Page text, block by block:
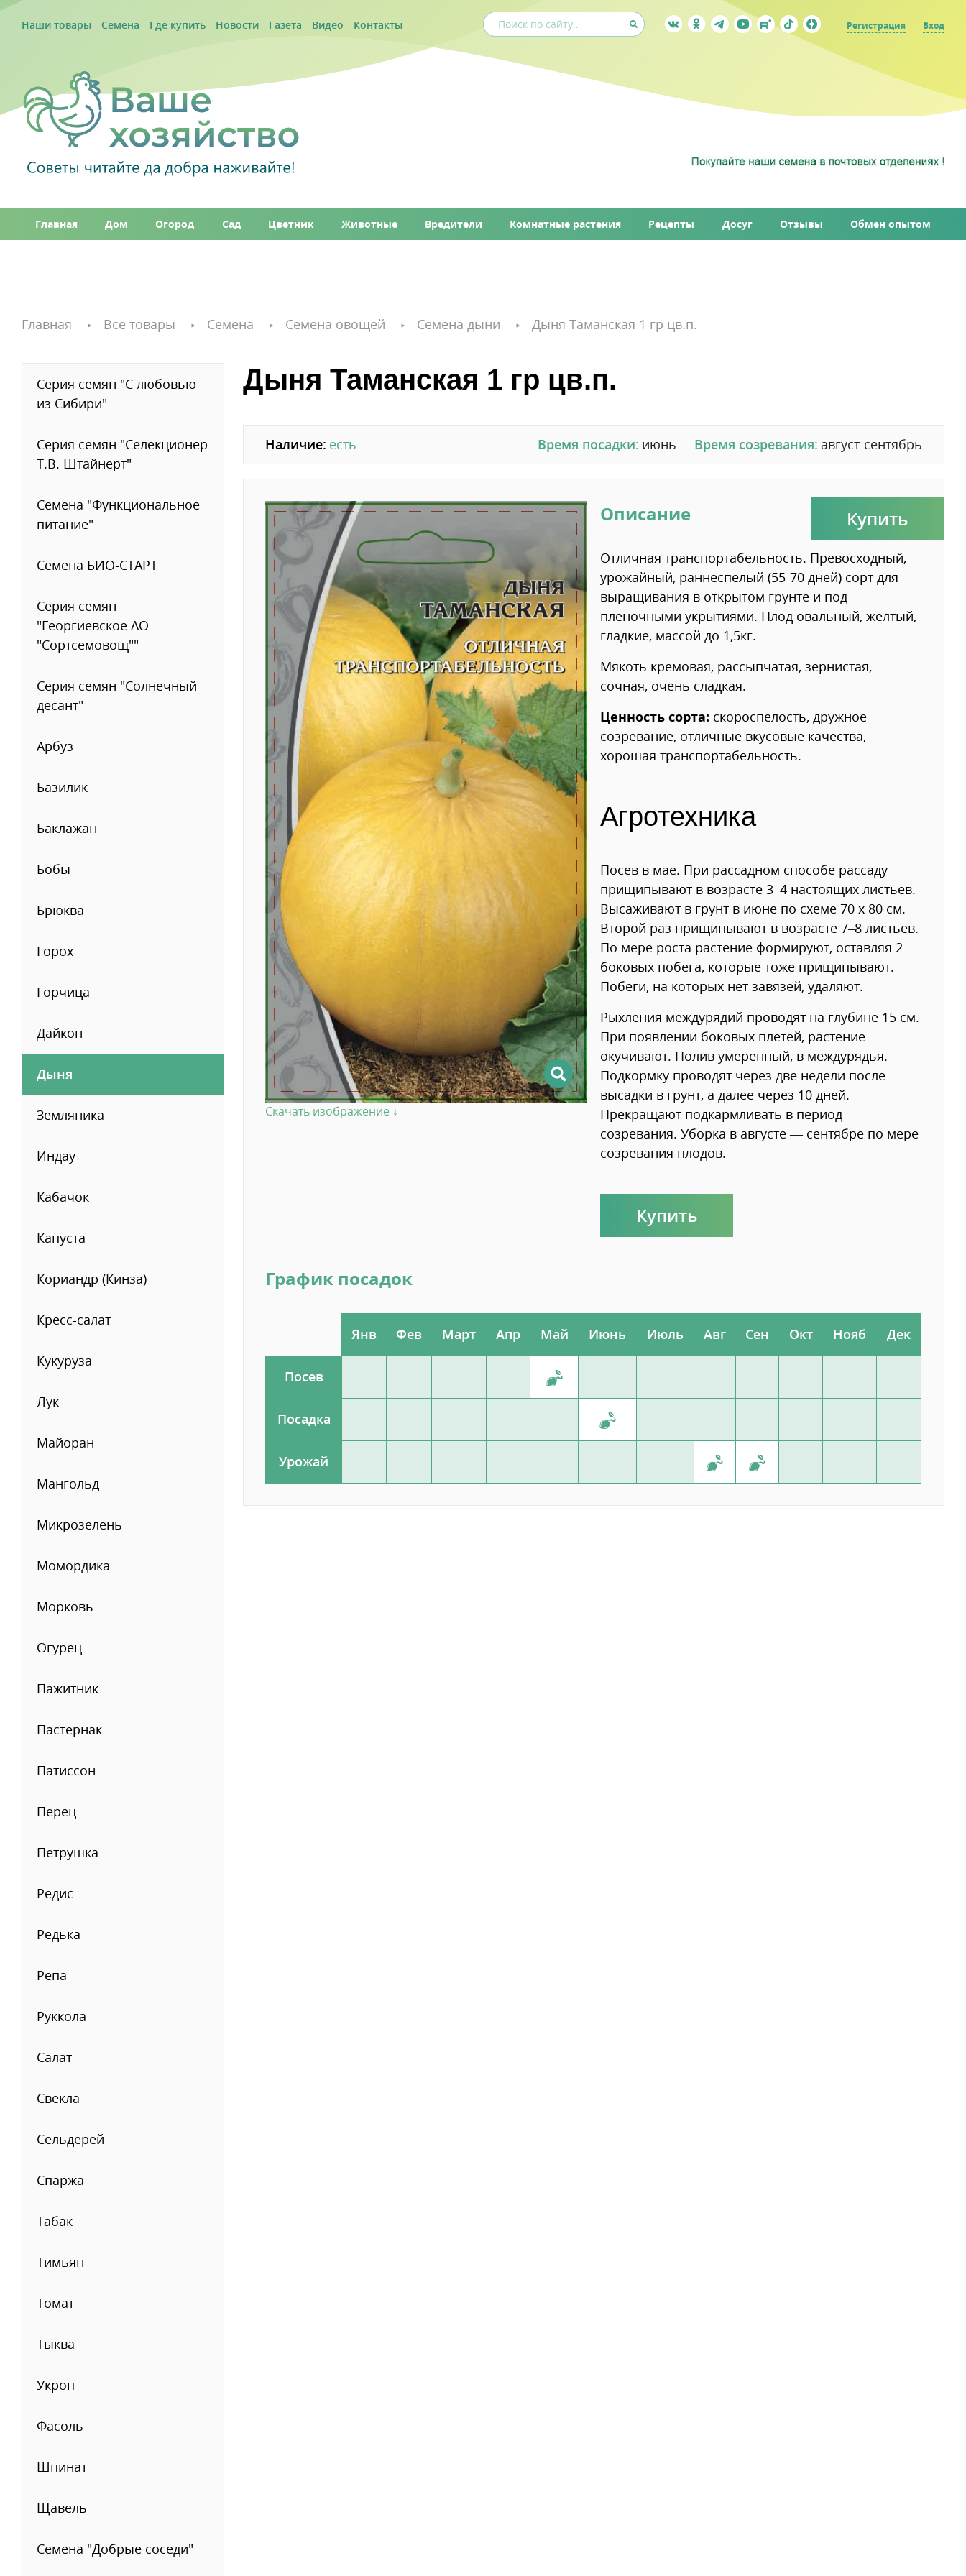
Наши товары Семена Где купить Новости Газета Видео Контакты Регистрация Вход
Главная Дом Огород Сад Цветник Животные Вредители Комнатные растения Рецепты Досуг Отзывы Обмен опытом
Главная Все товары Семена Семена овощей Семена дыни Дыня Таманская 1 гр цв.п.
Серия семян "С любовью
из Сибири"
Серия семян "Селекционер
Т.В. Штайнерт"
Семена "Функциональное
питание"
Семена БИО-СТАРТ
Серия семян
"Георгиевское АО
"Сортсемовощ""
Серия семян "Солнечный
десант"
Арбуз
Базилик
Баклажан
Бобы
Брюква
Горох
Горчица
Дайкон
Дыня
Земляника
Индау
Кабачок
Капуста
Кориандр (Кинза)
Кресс-салат
Кукуруза
Лук
Майоран
Мангольд
Микрозелень
Момордика
Морковь
Огурец
Пажитник
Пастернак
Патиссон
Перец
Петрушка
Редис
Редька
Репа
Руккола
Салат
Свекла
Сельдерей
Спаржа
Табак
Тимьян
Томат
Тыква
Укроп
Фасоль
Шпинат
Щавель
Семена "Добрые соседи"
Дыня Таманская 1 гр цв.п.
Наличие: есть Время посадки: июнь Время созревания: август-сентябрь
Скачать изображение ↓
Купить
Описание
Отличная транспортабельность. Превосходный,
урожайный, раннеспелый (55-70 дней) сорт для
выращивания в открытом грунте и под
пленочными укрытиями. Плод овальный, желтый,
гладкие, массой до 1,5кг.
Мякоть кремовая, рассыпчатая, зернистая,
сочная, очень сладкая.
Ценность сорта: скороспелость, дружное
созревание, отличные вкусовые качества,
хорошая транспортабельность.
Агротехника
Посев в мае. При рассадном способе рассаду
прищипывают в возрасте 3–4 настоящих листьев.
Высаживают в грунт в июне по схеме 70 х 80 см.
Второй раз прищипывают в возрасте 7–8 листьев.
По мере роста растение формируют, оставляя 2
боковых побега, которые тоже прищипывают.
Побеги, на которых нет завязей, удаляют.
Рыхления междурядий проводят на глубине 15 см.
При появлении боковых плетей, растение
окучивают. Полив умеренный, в междурядья.
Подкормку проводят через две недели после
высадки в грунт, а далее через 10 дней.
Прекращают подкармливать в период
созревания. Уборка в августе — сентябре по мере
созревания плодов.
Купить
График посадок
Янв Фев Март Апр Май Июнь Июль Авг Сен Окт Нояб Дек
Посев
Посадка
Урожай